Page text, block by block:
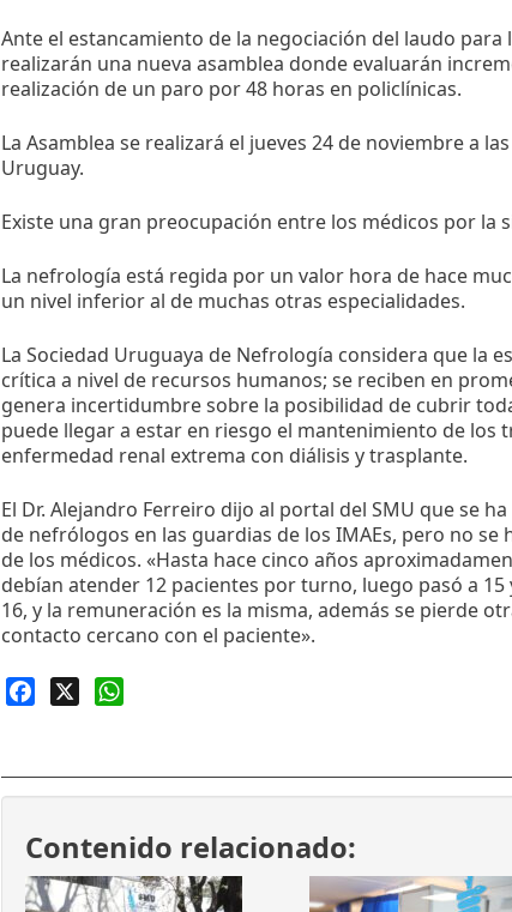
Ante el estancamiento de la negociación del laudo
realizarán una nueva asamblea donde evaluarán
realización de un paro por 48 horas en policlínicas.
La Asamblea se realizará el jueves 24 de noviembre a
Uruguay.
Existe una gran preocupación entre los médicos por la
La nefrología está regida por un valor hora de hace
un nivel inferior al de muchas otras especialidades.
La Sociedad Uruguaya de Nefrología considera que la
crítica a nivel de recursos humanos; se reciben en
genera incertidumbre sobre la posibilidad de cubrir
puede llegar a estar en riesgo el mantenimiento de los
enfermedad renal extrema con diálisis y trasplante.
El Dr. Alejandro Ferreiro dijo al portal del SMU que se
de nefrólogos en las guardias de los IMAEs, pero no
de los médicos. «Hasta hace cinco años
debían atender 12 pacientes por turno, luego pasó a
16, y la remuneración es la misma, además se pierde
contacto cercano con el paciente».
Facebook
Contenido relacionado: